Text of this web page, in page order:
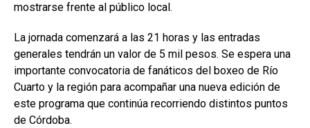
mostrarse frente al público local.
La jornada comenzará a las 21 horas y las entradas
generales tendrán un valor de 5 mil pesos. Se espera una
importante convocatoria de fanáticos del boxeo de Río
Cuarto y la región para acompañar una nueva edición de
este programa que continúa recorriendo distintos puntos
de Córdoba.